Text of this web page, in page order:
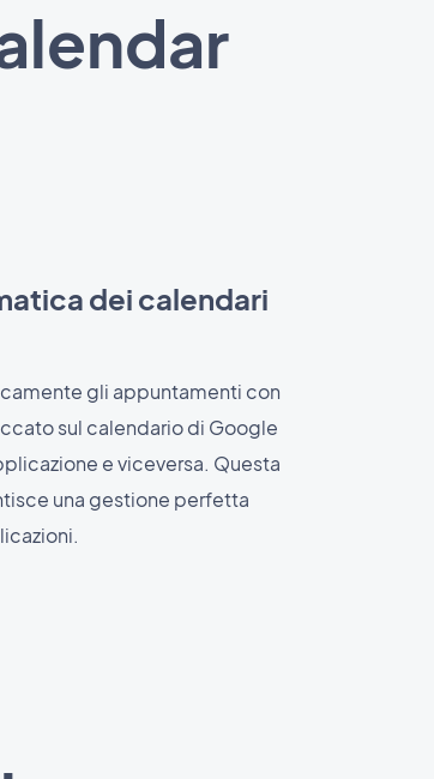
dei calendari
gli appuntamenti con
sul calendario di Google
e viceversa. Questa
una gestione perfetta